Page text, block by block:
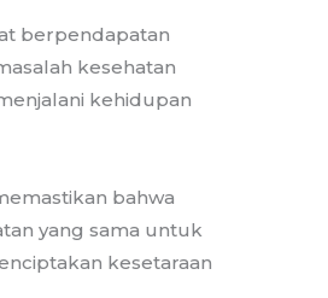
berpendapatan
kesehatan
kehidupan
bahwa
yang sama untuk
kesetaraan